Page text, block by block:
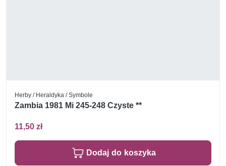
Herby / Heraldyka / Symbole
Zambia 1981 Mi 245-248 Czyste **
11,50 zł
Dodaj do koszyka